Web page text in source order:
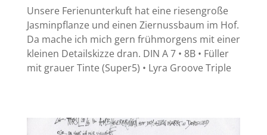
Unsere Ferienunterkuft hat eine riesengroße
Jasminpflanze und einen Ziernussbaum im Hof.
Da mache ich mich gern frühmorgens mit einer
kleinen Detailskizze dran. DIN A 7 • 8B • Füller
mit grauer Tinte (Super5) • Lyra Groove Triple